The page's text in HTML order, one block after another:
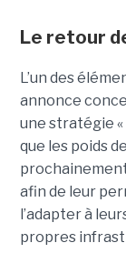
Le retour
L’un des
annonce
une stratégie
que les poids
afin de leur
l’adapter à
propres